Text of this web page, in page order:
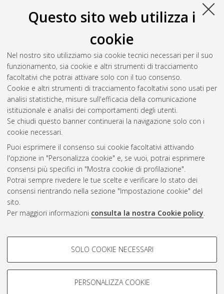
Questo sito web utilizza i
cookie
Nel nostro sito utilizziamo sia cookie tecnici necessari per il suo
funzionamento, sia cookie e altri strumenti di tracciamento
facoltativi che potrai attivare solo con il tuo consenso.
Cookie e altri strumenti di tracciamento facoltativi sono usati per
analisi statistiche, misure sull'efficacia della comunicazione
istituzionale e analisi dei comportamenti degli utenti.
Se chiudi questo banner continuerai la navigazione solo con i
cookie necessari.
Puoi esprimere il consenso sui cookie facoltativi attivando
l'opzione in "Personalizza cookie" e, se vuoi, potrai esprimere
consensi più specifici in "Mostra cookie di profilazione".
Potrai sempre rivedere le tue scelte e verificare lo stato dei
consensi rientrando nella sezione "Impostazione cookie" del
sito.
Per maggiori informazioni consulta la nostra Cookie policy.
COOKIE DI PROFILAZIONE -
Si tratta di cookie utilizzati per analizzare le caratteristiche della
navigazione degli utenti, creare profili in base al loro comportamento
SOLO COOKIE NECESSARI
PERSONALIZZA COOKIE
Salva citazione
Condividi
Il full-text non è disponibile per scelta dell'autore. (
Abstract
Altri metadati
Gestione del documento:
Atom
Rss 1.0
Rss 2.0
AMS Laurea
Impostazioni Cookie
Informativa sulla privacy
Condizioni d’uso del sito